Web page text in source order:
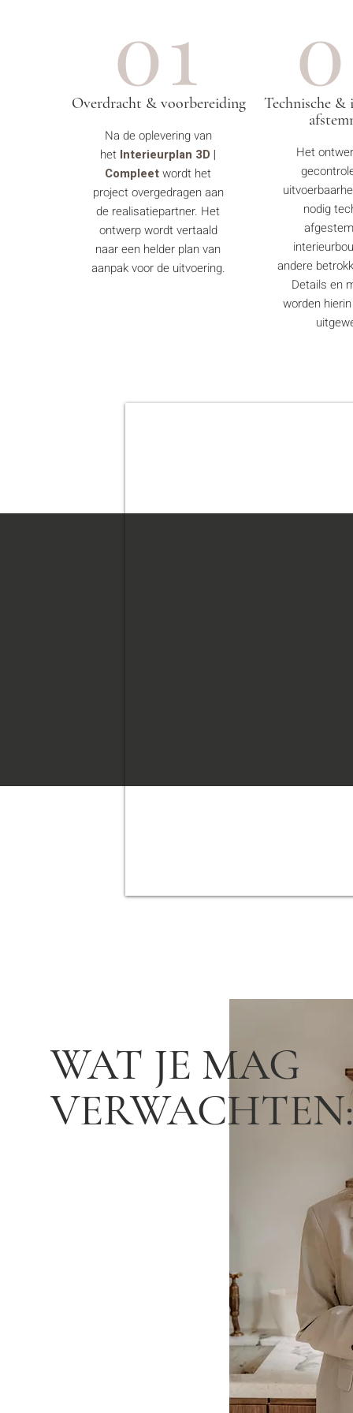
01
Overdracht & voorbereiding
Na de oplevering van
het Interieurplan 3D |
Compleetwordt het
project overgedragen aan
de realisatiepartner. Het
ontwerp wordt vertaald
naar een helder plan van
aanpak voor de uitvoering.
Technische &
Het
nodig
andere
Details en
worden
WAT JE MAG
VERWACHTEN: